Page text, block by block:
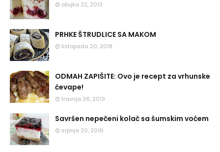
ožujka 22, 2013
PRHKE ŠTRUDLICE SA MAKOM
listopada 20, 2018
ODMAH ZAPIŠITE: Ovo je recept za vrhunske
ćevape!
travnja 26, 2013
Savršen nepečeni kolač sa šumskim voćem
srpnja 20, 2016